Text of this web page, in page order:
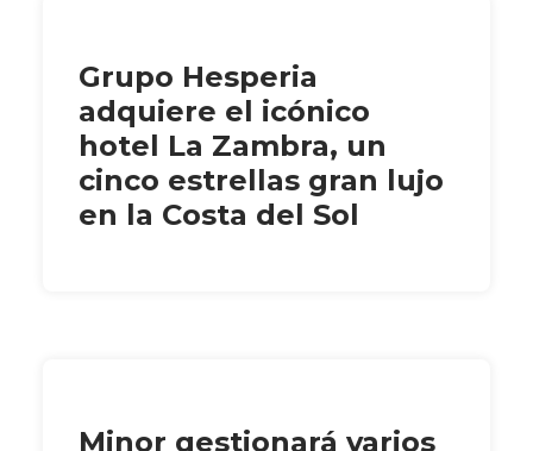
Grupo Hesperia
adquiere el icónico
hotel La Zambra, un
cinco estrellas gran lujo
en la Costa del Sol
Minor gestionará varios